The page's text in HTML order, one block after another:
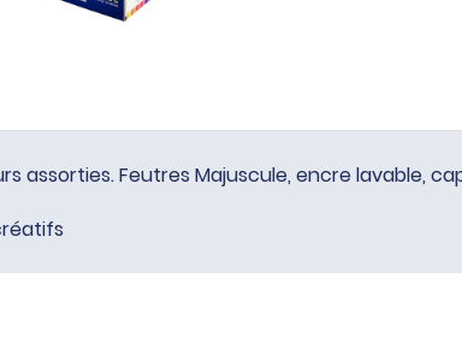
assorties. Feutres Majuscule, encre lavable,